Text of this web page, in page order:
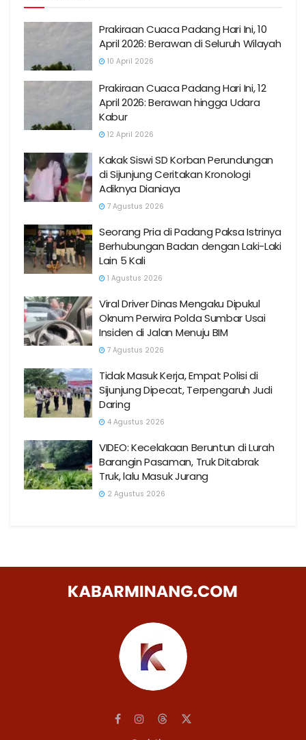
Prakiraan Cuaca Padang Hari Ini, 10
April 2026: Berawan di Seluruh Wilayah
10 April 2026
Prakiraan Cuaca Padang Hari Ini, 12
April 2026: Berawan hingga Udara
Kabur
12 April 2026
Kakak Siswi SD Korban Perundungan
di Sijunjung Ceritakan Kronologi
Adiknya Dianiaya
7 Agustus 2026
Seorang Pria di Padang Paksa Istrinya
Berhubungan Badan dengan Laki-Laki
Lain 5 Kali
1 Agustus 2026
Viral Driver Dinas Mengaku Dipukul
Oknum Perwira Polda Sumbar Usai
Insiden di Jalan Menuju BIM
7 Agustus 2026
Tidak Masuk Kerja, Empat Polisi di
Sijunjung Dipecat, Terpengaruh Judi
Daring
4 Agustus 2026
VIDEO: Kecelakaan Beruntun di Lurah
Barangin Pasaman, Truk Ditabrak
Truk, lalu Masuk Jurang
2 Agustus 2026